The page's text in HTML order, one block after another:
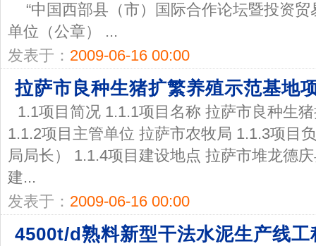
“中国西部县（市）国际合作论坛暨投资
单位（公章） ...
发表于： 2009-06-16 00:00
拉萨市良种生猪扩繁养殖示范基地
1.1项目简况 1.1.1项目名称 拉萨市良种生
1.1.2项目主管单位 拉萨市农牧局 1.1.3项目
局局长） 1.1.4项目建设地点 拉萨市堆龙德
建...
发表于： 2009-06-16 00:00
4500t/d熟料新型干法水泥生产线